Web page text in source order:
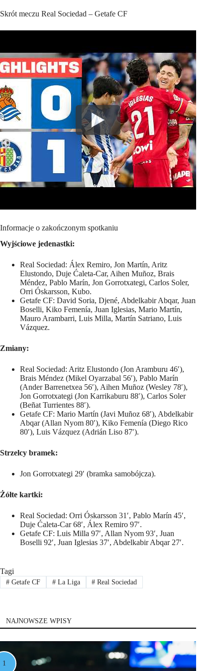
Skrót meczu Real Sociedad – Getafe CF
Informacje o zakończonym spotkaniu
Wyjściowe jedenastki:
Real Sociedad: Álex Remiro, Jon Martín, Aritz
Elustondo, Duje Ćaleta-Car, Aihen Muñoz, Brais
Méndez, Pablo Marín, Jon Gorrotxategi, Carlos Soler,
Orri Óskarsson, Kubo.
Getafe CF: David Soria, Djené, Abdelkabir Abqar, Juan
Boselli, Kiko Femenía, Juan Iglesias, Mario Martín,
Mauro Arambarri, Luis Milla, Martín Satriano, Luis
Vázquez.
Zmiany:
Real Sociedad: Aritz Elustondo (Jon Aramburu 46′),
Brais Méndez (Mikel Oyarzabal 56′), Pablo Marín
(Ander Barrenetxea 56′), Aihen Muñoz (Wesley 78′),
Jon Gorrotxategi (Jon Karrikaburu 88′), Carlos Soler
(Beñat Turrientes 88′).
Getafe CF: Mario Martín (Javi Muñoz 68′), Abdelkabir
Abqar (Allan Nyom 80′), Kiko Femenía (Diego Rico
80′), Luis Vázquez (Adrián Liso 87′).
Strzelcy bramek:
Jon Gorrotxategi 29′ (bramka samobójcza).
Żółte kartki:
Real Sociedad: Orri Óskarsson 31′, Pablo Marín 45′,
Duje Ćaleta-Car 68′, Álex Remiro 97′.
Getafe CF: Luis Milla 97′, Allan Nyom 93′, Juan
Boselli 92′, Juan Iglesias 37′, Abdelkabir Abqar 27′.
Tagi
#Getafe CF #La Liga # Real Sociedad
NAJNOWSZE WPISY